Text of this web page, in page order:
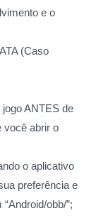
e o
(Caso
ANTES de
você abrir o
o aplicativo
preferência e
obb/”;